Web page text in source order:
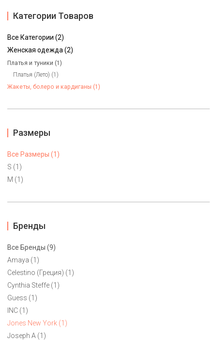
Жакет Jones New York S, M
5500 ₽
Элегантный жакет из плотной натуральной ткани без
подклада от Jones New York. Маркировка S на размер 42-44 и
М на размер 44-46. Застежка молния.
Категории Товаров
Все Категории (2)
Женская одежда (2)
Платья и туники (1)
Платья (Лето) (1)
Жакеты, болеро и кардиганы (1)
Размеры
Все Размеры (1)
S (1)
M (1)
Бренды
Все Бренды (9)
Amaya (1)
Celestino (Греция) (1)
Cynthia Steffe (1)
Guess (1)
INC (1)
Jones New York (1)
Joseph A (1)